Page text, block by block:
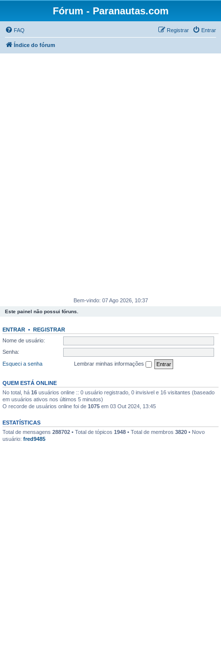
Fórum - Paranautas.com
FAQ Entrar
Registrar
Índice do fórum
Bem-vindo: 07 Ago 2026, 10:37
Este painel não possui fóruns.
ENTRAR • REGISTRAR
Nome de usuário:
Senha:
Esqueci a senha
Lembrar minhas informações
QUEM ESTÁ ONLINE
No total, há 16 usuários online :: 0 usuário registrado, 0 invisivel e 16 visitantes (baseado
em usuários ativos nos últimos 5 minutos)
O recorde de usuários online foi de 1075 em 03 Out 2024, 13:45
ESTATÍSTICAS
Total de mensagens 288702 • Total de tópicos 1948 • Total de membros 3820 • Novo
usuário: fred9485